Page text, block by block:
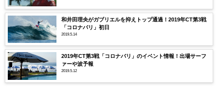
和井田理央がガブリエルを抑えトップ通過！2019年CT第3戦
「コロナバリ」初日
2019.5.14
2019年CT第3戦「コロナバリ」のイベント情報！出場サーフ
ァーや波予報
2019.5.12